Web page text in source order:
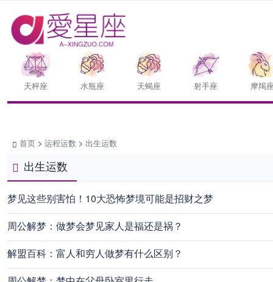
天枰座 水瓶座 天蝎座 射手座 摩羯
首页 > 运程运数 > 出生运数
出生运数
梦见这些别害怕！10大恐怖梦境可能是招财之梦
周公解梦：做梦会梦见家人是福还是祸？
解盟百科：富人和穷人做梦有什么区别？